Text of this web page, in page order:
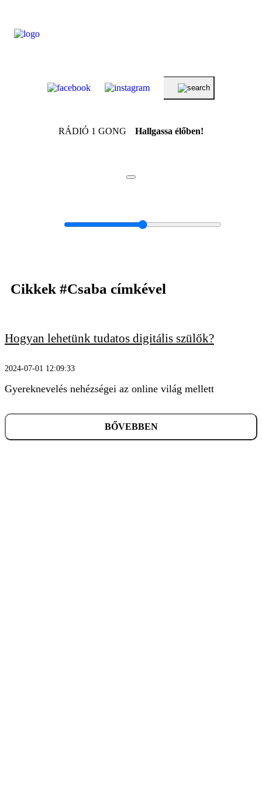
KERESÉS
RÁDIÓ 1 GONG Hallgassa élőben!
Cikkek #Csaba címkével
Hogyan lehetünk tudatos digitális szülők?
2024-07-01 12:09:33
Gyereknevelés nehézségei az online világ mellett
BŐVEBBEN